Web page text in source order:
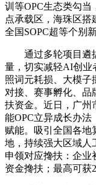
训等OPC生态类勾
点承载区，海珠区搭
全国SOPC超等个别
通过多轮项目遴拔
量，切实减轻AI创业
照词元耗损、大模子
对接、赛事孵化、品
扶资金。近日，广州
能OPC立异成长办
赋能。吸引全国各地
地，持续强大区域人
申领对应搀扶：企业
资金搀扶；最高可获